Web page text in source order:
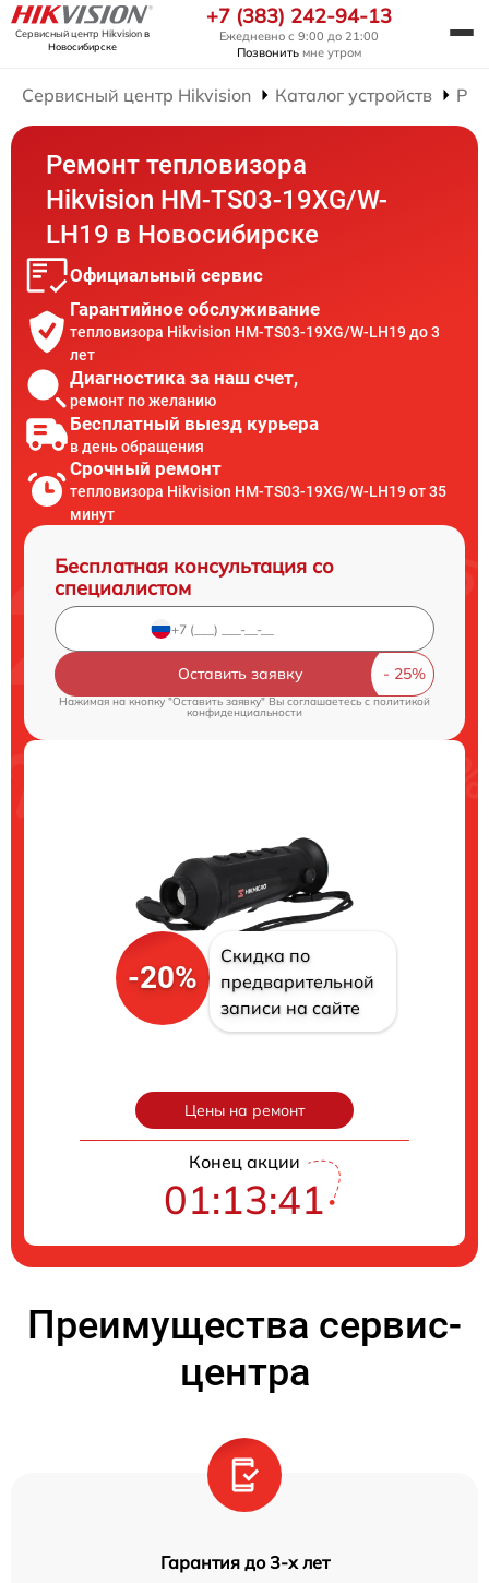
Сервисный центр Hikvisionв
Новосибирске
+7 (383) 242-94-13
Ежедневно с 9:00 до 21:00
Позвонить мне утром
Сервисный центр Hikvision Каталог устройств
Ремонт тепловизора
Hikvision HM-TS03-19XG/W-
LH19 в Новосибирске
Официальный сервис
Гарантийное обслуживание
тепловизора Hikvision HM-TS03-19XG/W-LH19 до 3
лет
Диагностика за наш счет,
ремонт по желанию
Бесплатный выезд курьера
в день обращения
Срочный ремонт
тепловизора Hikvision HM-TS03-19XG/W-LH19 от 35
минут
Бесплатная консультация со
специалистом
Оставить заявку
Нажимая на кнопку "Оставить заявку" Вы соглашаетесь cполитикой
конфиденциальности
-20%
Скидка по
предварительной
записи на сайте
Цены на ремонт
Конец акции
01:13:40
Преимущества сервис-
центра
Гарантия до 3-х лет